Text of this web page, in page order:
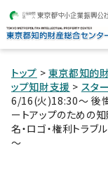
トップ > 東京都知的
ップ知財支援 > スタ
6/16(火)18:30～ 後悔
ートアップのための
名・ロゴ・権利トラブ
～